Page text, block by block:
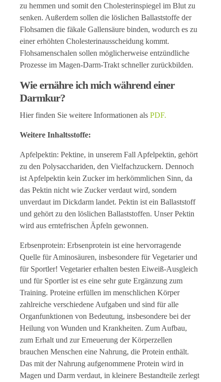
zu hemmen und somit den Cholesterinspiegel im Blut zu
senken. Außerdem sollen die löslichen Ballaststoffe der
Flohsamen die fäkale Gallensäure binden, wodurch es zu
einer erhöhten Cholesterinausscheidung kommt.
Flohsamenschalen sollen möglicherweise entzündliche
Prozesse im Magen-Darm-Trakt schneller zurückbilden.
Wie ernähre ich mich während einer
Darmkur?
Hier finden Sie weitere Informationen als PDF.
Weitere Inhaltsstoffe:
Apfelpektin: Pektine, in unserem Fall Apfelpektin, gehört
zu den Polysacchariden, den Vielfachzuckern. Dennoch
ist Apfelpektin kein Zucker im herkömmlichen Sinn, da
das Pektin nicht wie Zucker verdaut wird, sondern
unverdaut im Dickdarm landet. Pektin ist ein Ballaststoff
und gehört zu den löslichen Ballaststoffen. Unser Pektin
wird aus erntefrischen Äpfeln gewonnen.
Erbsenprotein: Erbsenprotein ist eine hervorragende
Quelle für Aminosäuren, insbesondere für Vegetarier und
für Sportler! Vegetarier erhalten besten Eiweiß-Ausgleich
und für Sportler ist es eine sehr gute Ergänzung zum
Training. Proteine erfüllen im menschlichen Körper
zahlreiche verschiedene Aufgaben und sind für alle
Organfunktionen von Bedeutung, insbesondere bei der
Heilung von Wunden und Krankheiten. Zum Aufbau,
zum Erhalt und zur Erneuerung der Körperzellen
brauchen Menschen eine Nahrung, die Protein enthält.
Das mit der Nahrung aufgenommene Protein wird in
Magen und Darm verdaut, in kleinere Bestandteile zerlegt